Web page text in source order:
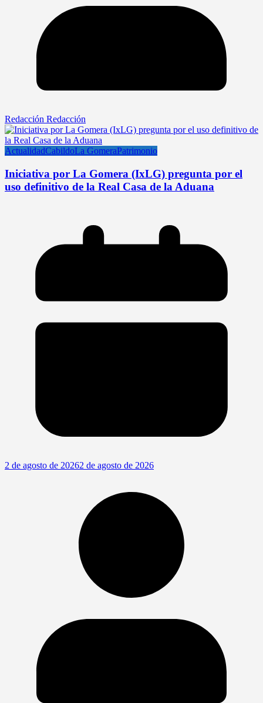
Redacción Redacción
ActualidadCabildoLa GomeraPatrimonio
Iniciativa por La Gomera (IxLG) pregunta por el
uso definitivo de la Real Casa de la Aduana
2 de agosto de 20262 de agosto de 2026